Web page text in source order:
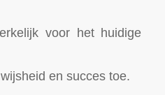
voor het huidige
en succes toe.